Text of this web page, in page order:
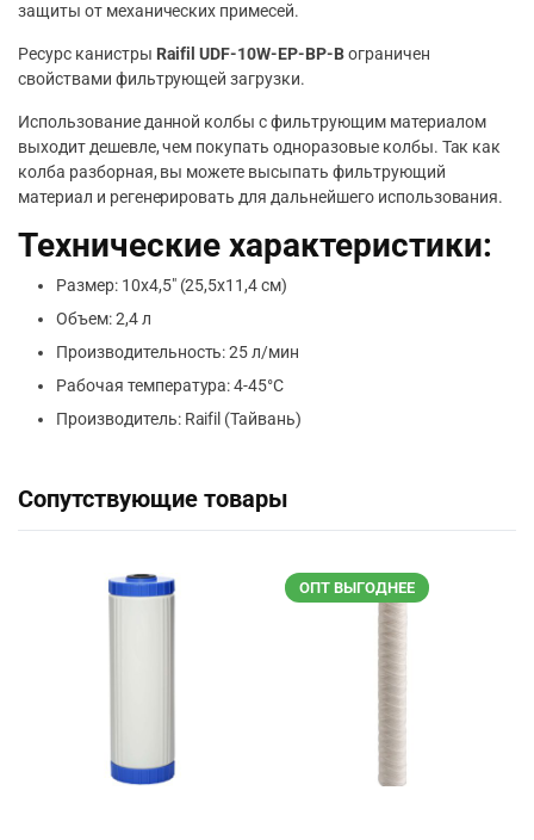
защиты от механических примесей.
Ресурс канистры Raifil UDF-10W-EP-ВР-Bограничен
свойствами фильтрующей загрузки.
Использование данной колбы с фильтрующим материалом
выходит дешевле, чем покупать одноразовые колбы. Так как
колба разборная, вы можете высыпать фильтрующий
материал и регенерировать для дальнейшего использования.
Технические характеристики:
Размер: 10х4,5″ (25,5х11,4 см)
Объем: 2,4 л
Производительность: 25 л/мин
Рабочая температура: 4-45°С
Производитель: Raifil (Тайвань)
Сопутствующие товары
ОПТ ВЫГОДНЕЕ